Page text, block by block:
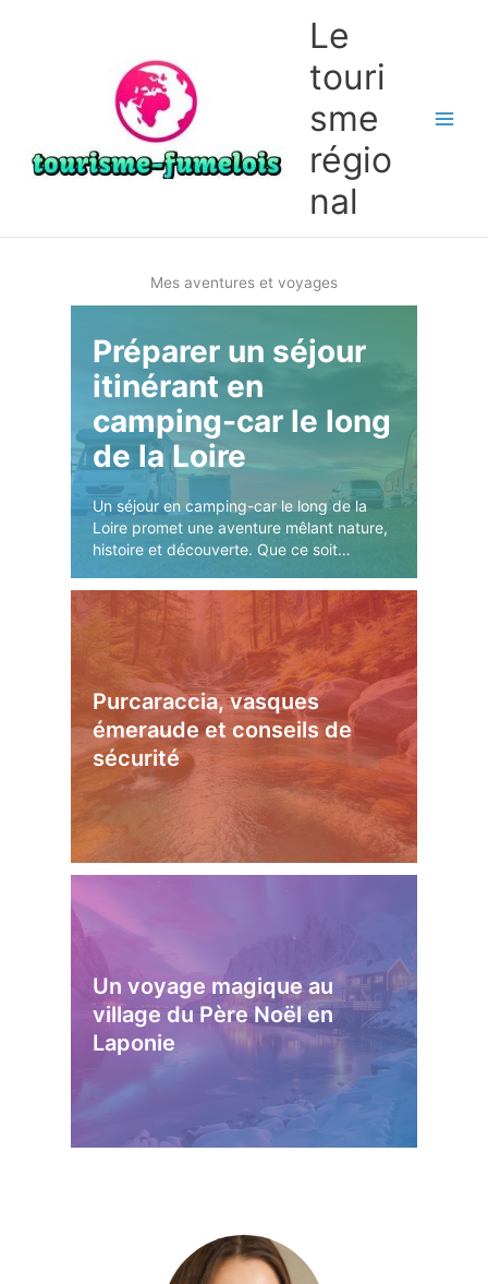
Le
touri
sme
régio
nal
Mes aventures et voyages
Préparer un séjour
itinérant en
camping-car le long
de la Loire
Un séjour en camping-car le long de la
Loire promet une aventure mêlant nature,
histoire et découverte. Que ce soit…
Purcaraccia, vasques
émeraude et conseils de
sécurité
Un voyage magique au
village du Père Noël en
Laponie